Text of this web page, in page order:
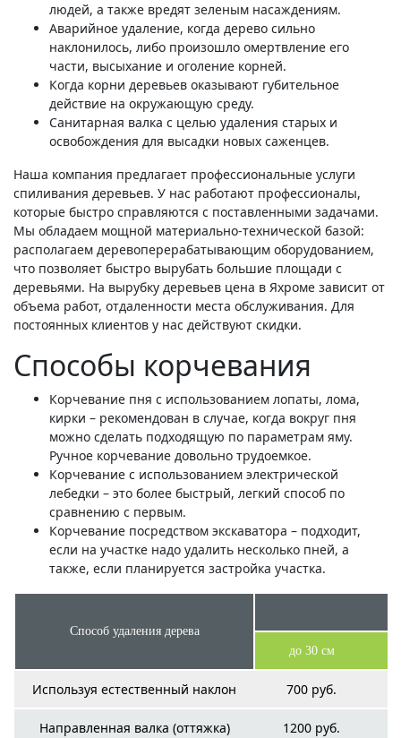
людей, а также вредят зеленым насаждениям.
Аварийное удаление, когда дерево сильно
наклонилось, либо произошло омертвление его
части, высыхание и оголение корней.
Когда корни деревьев оказывают губительное
действие на окружающую среду.
Санитарная валка с целью удаления старых и
освобождения для высадки новых саженцев.
Наша компания предлагает профессиональные услуги
спиливания деревьев. У нас работают профессионалы,
которые быстро справляются с поставленными задачами.
Мы обладаем мощной материально-технической базой:
располагаем деревоперерабатывающим оборудованием,
что позволяет быстро вырубать большие площади с
деревьями. На вырубку деревьев цена в Яхроме зависит от
объема работ, отдаленности места обслуживания. Для
постоянных клиентов у нас действуют скидки.
Способы корчевания
Корчевание пня с использованием лопаты, лома,
кирки – рекомендован в случае, когда вокруг пня
можно сделать подходящую по параметрам яму.
Ручное корчевание довольно трудоемкое.
Корчевание с использованием электрической
лебедки – это более быстрый, легкий способ по
сравнению с первым.
Корчевание посредством экскаватора – подходит,
если на участке надо удалить несколько пней, а
также, если планируется застройка участка.
Способ удаления дерева
до 30 см
Используя естественный наклон 700 руб.
Направленная валка (оттяжка) 1200 руб.